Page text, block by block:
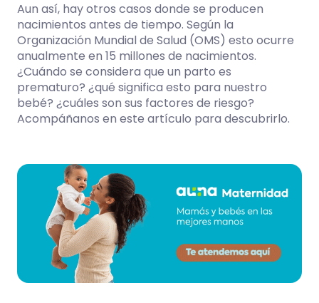
Aun así, hay otros casos donde se producen
nacimientos antes de tiempo. Según la
Organización Mundial de Salud (OMS) esto ocurre
anualmente en 15 millones de nacimientos.
¿Cuándo se considera que un parto es
prematuro? ¿qué significa esto para nuestro
bebé? ¿cuáles son sus factores de riesgo?
Acompáñanos en este artículo para descubrirlo.